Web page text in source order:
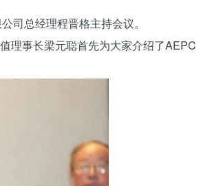
司总经理程晋格主持会议。
理事长梁元聪首先为大家介绍了AEPC